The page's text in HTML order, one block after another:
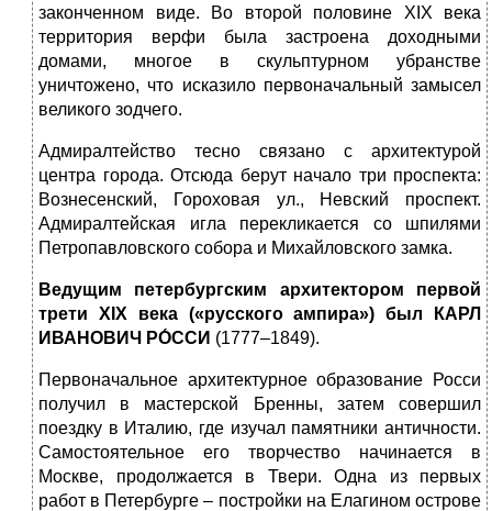
законченном виде. Во второй половине XIX века
территория верфи была застроена доходными
домами, многое в скульптурном убранстве
уничтожено, что исказило первоначальный замысел
великого зодчего.
Адмиралтейство тесно связано с архитектурой
центра города. Отсюда берут начало три проспекта:
Вознесенский, Гороховая ул., Невский проспект.
Адмиралтейская игла перекликается со шпилями
Петропавловского собора и Михайловского замка.
Ведущим петербургским архитектором первой
трети XIX века («русского ампира») был КАРЛ
ИВАНОВИЧ РО́ССИ (1777–1849).
Первоначальное архитектурное образование Росси
получил в мастерской Бренны, затем совершил
поездку в Италию, где изучал памятники античности.
Самостоятельное его творчество начинается в
Москве, продолжается в Твери. Одна из первых
работ в Петербурге – постройки на Елагином острове